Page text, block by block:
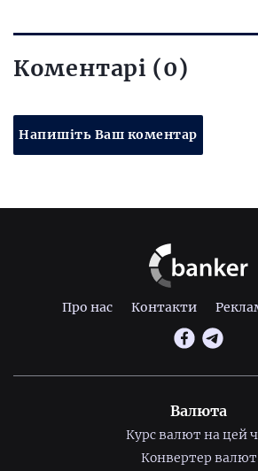
Коментарі (0)
Напишіть Ваш коментар
Про нас Контакти
Валюта
Курс валют на цей
Конвертер валют